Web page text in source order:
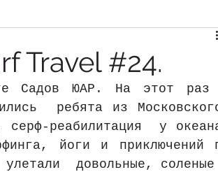
Travel #24.
Садов ЮАР. На этот раз
ребята из
реабилитация  у
йоги и приключений
довольные,